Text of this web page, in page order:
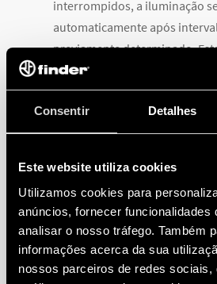
Consentir Detalhes
Este website utiliza cookies
Utilizamos cookies para
anúncios, fornecer funcionalidades
analisar o nosso tráfego. Também
informações acerca da sua
nossos parceiros de redes sociais,
interrompidos, a iluminação
automaticamente após
previamente determinado.
utilização da iluminação do
quando ocupado, evitando o
iluminação acesa quando o
desocupado.
ÁREAS PRIVATIVAS
Salas e escritórios
As salas corporativas do